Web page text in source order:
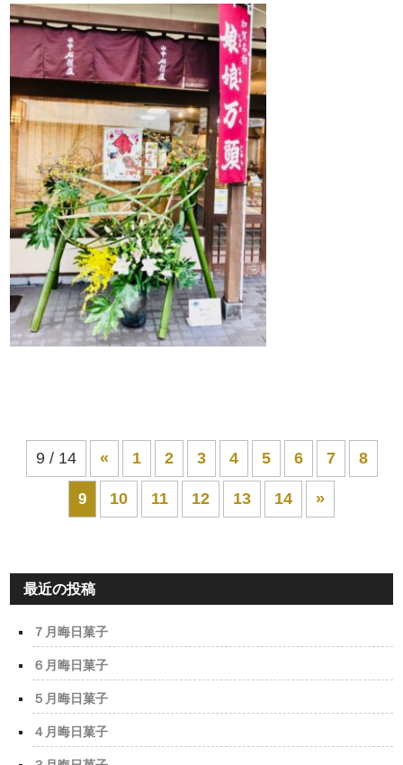
9 / 14 « 1 2 3 4 5 6 7 8
9 10 11 12 13 14 »
最近の投稿
７月晦日菓子
６月晦日菓子
５月晦日菓子
４月晦日菓子